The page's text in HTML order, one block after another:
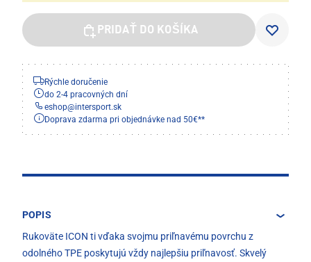
PRIDAŤ DO KOŠÍKA
Rýchle doručenie
do 2-4 pracovných dní
eshop@intersport.sk
Doprava zdarma pri objednávke nad 50€**
POPIS
Rukoväte ICON ti vďaka svojmu priľnavému povrchu z
odolného TPE poskytujú vždy najlepšiu priľnavosť. Skvelý